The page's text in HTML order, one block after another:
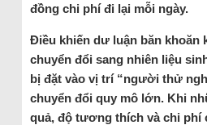
đồng chi phí đi lại mỗi ngày.
Điều khiến dư luận băn khoăn
chuyển đổi sang nhiên liệu
bị đặt vào vị trí “người thử
chuyển đổi quy mô lớn. Khi
quả, độ tương thích và chi phí